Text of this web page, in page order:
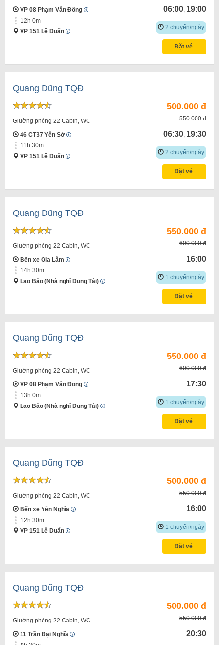
VP 08 Phạm Văn Đồng
12h 0m
VP 151 Lê Duẩn
06:00 19:00
2 chuyến/ngày
Đặt vé
Quang Dũng TQĐ
Giường phòng 22 Cabin, WC
46 CT37 Yên Sở
11h 30m
VP 151 Lê Duẩn
500.000 đ
550.000 đ
06:30 19:30
2 chuyến/ngày
Đặt vé
Quang Dũng TQĐ
Giường phòng 22 Cabin, WC
Bến xe Gia Lâm
14h 30m
Lao Bảo (Nhà nghỉ Dung Tài)
550.000 đ
600.000 đ
16:00
1 chuyến/ngày
Đặt vé
Quang Dũng TQĐ
Giường phòng 22 Cabin, WC
VP 08 Phạm Văn Đồng
13h 0m
Lao Bảo (Nhà nghỉ Dung Tài)
550.000 đ
600.000 đ
17:30
1 chuyến/ngày
Đặt vé
Quang Dũng TQĐ
Giường phòng 22 Cabin, WC
Bến xe Yên Nghĩa
12h 30m
VP 151 Lê Duẩn
500.000 đ
550.000 đ
16:00
1 chuyến/ngày
Đặt vé
Quang Dũng TQĐ
Giường phòng 22 Cabin, WC
11 Trần Đại Nghĩa
500.000 đ
550.000 đ
20:30